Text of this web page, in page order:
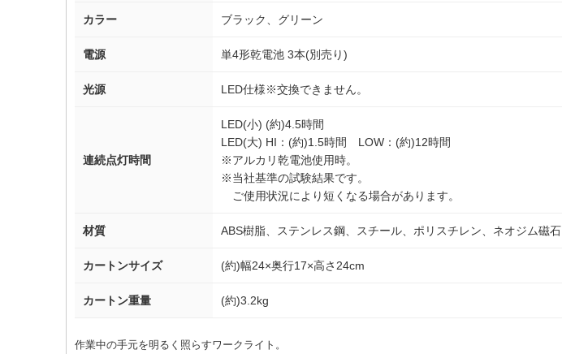
カラー ブラック、グリーン
電源 単4形乾電池 3本(別売り)
光源 LED仕様※交換できません。
連続点灯時間
LED(小) (約)4.5時間
LED(大) HI：(約)1.5時間 LOW：(約)12時間
※アルカリ乾電池使用時。
※当社基準の試験結果です。
ご使用状況により短くなる場合があります。
材質 ABS樹脂、ステンレス鋼、スチール、ポリスチレン、ネオジム磁石
カートンサイズ (約)幅24×奥行17×高さ24cm
カートン重量 (約)3.2kg
作業中の手元を明るく照らすワークライト。